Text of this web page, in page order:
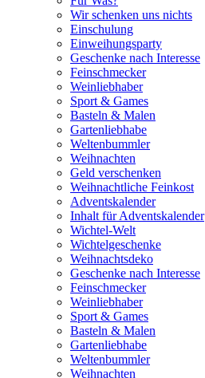
Wir schenken uns nichts
Einschulung
Einweihungsparty
Geschenke nach Interesse
Feinschmecker
Weinliebhaber
Sport & Games
Basteln & Malen
Gartenliebhabe
Weltenbummler
Weihnachten
Geld verschenken
Weihnachtliche Feinkost
Adventskalender
Inhalt für Adventskalender
Wichtel-Welt
Wichtelgeschenke
Weihnachtsdeko
Geschenke nach Interesse
Feinschmecker
Weinliebhaber
Sport & Games
Basteln & Malen
Gartenliebhabe
Weltenbummler
Weihnachten